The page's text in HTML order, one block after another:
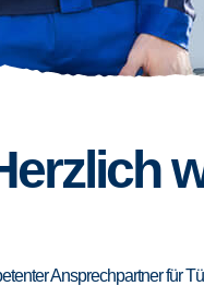
Ansprechpartner für